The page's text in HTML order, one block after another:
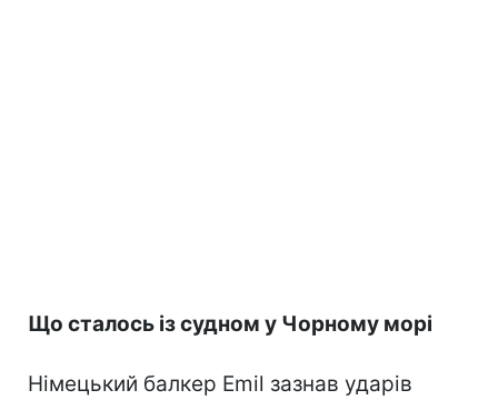
Що сталось із судном у Чорному морі
Німецький балкер Emil зазнав ударів